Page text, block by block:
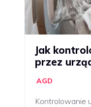
Jak
przez
AGD
Kontrolowanie